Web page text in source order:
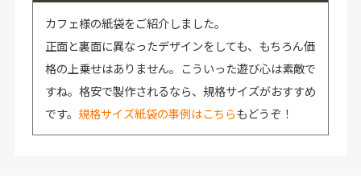
カフェ様の紙袋をご紹介しました。
正面と裏面に異なったデザインをしても、もちろん価
格の上乗せはありません。こういった遊び心は素敵で
すね。格安で製作されるなら、規格サイズがおすすめ
です。 規格サイズ紙袋の事例はこちらもどうぞ！